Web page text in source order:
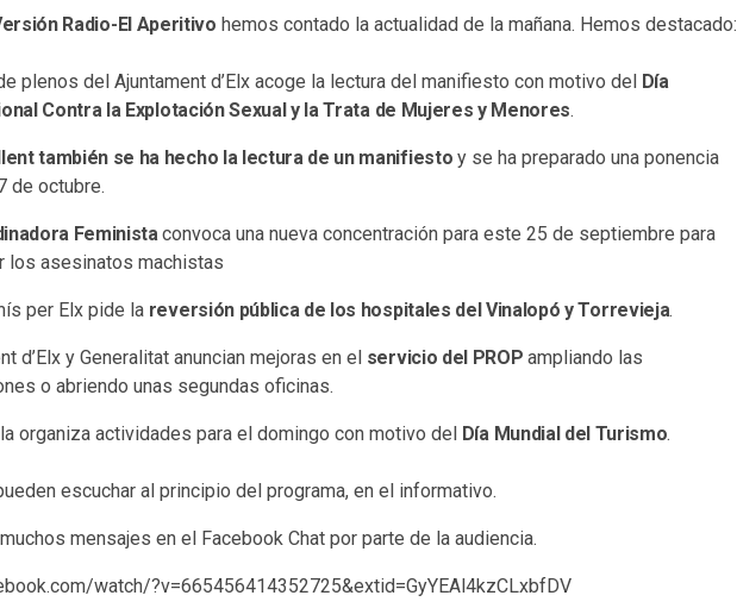
Radio-El Aperitivo hemos contado la actualidad de la mañana. Hemos destacado:
plenos del Ajuntament d’Elx acoge la lectura del manifiesto con motivo del Día
Contra la Explotación Sexual y la Trata de Mujeres y Menores.
también se ha hecho la lectura de un manifiesto y se ha preparado una ponencia
de octubre.
Feministaconvoca una nueva concentración para este 25 de septiembre para
los asesinatos machistas
per Elx pide la reversión pública de los hospitales del Vinalopó y Torrevieja.
d’Elx y Generalitat anuncian mejoras en el servicio del PROP ampliando las
o abriendo unas segundas oficinas.
organiza actividades para el domingo con motivo del Día Mundial del Turismo.
escuchar al principio del programa, en el informativo.
mensajes en el Facebook Chat por parte de la audiencia.
watch/?v=665456414352725&extid=GyYEAl4kzCLxbfDV